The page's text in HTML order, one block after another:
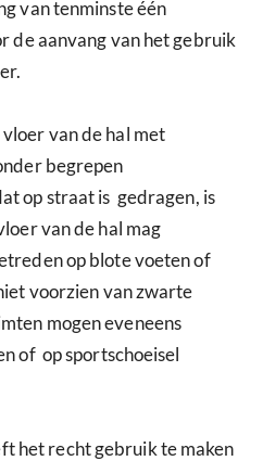
van tenminste één
de aanvang van het gebruik
van de hal met
begrepen
op straat is gedragen, is
van de hal mag
op blote voeten of
voorzien van zwarte
mogen eveneens
of op sportschoeisel
het recht gebruik te maken